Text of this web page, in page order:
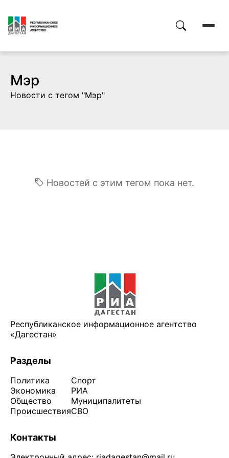
Мэр
Новости с тегом "Мэр"
Новостей с этим тегом пока нет.
Республиканское информационное агентство
«Дагестан»
Разделы
Политика
Экономика
Общество
Происшествия
Спорт
РИА
Муниципалитеты
СВО
Контакты